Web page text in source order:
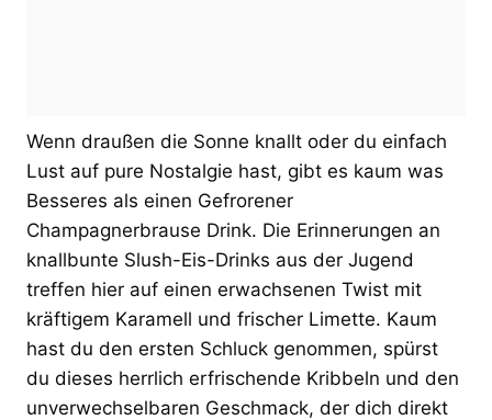
Wenn draußen die Sonne knallt oder du einfach
Lust auf pure Nostalgie hast, gibt es kaum was
Besseres als einen Gefrorener
Champagnerbrause Drink. Die Erinnerungen an
knallbunte Slush-Eis-Drinks aus der Jugend
treffen hier auf einen erwachsenen Twist mit
kräftigem Karamell und frischer Limette. Kaum
hast du den ersten Schluck genommen, spürst
du dieses herrlich erfrischende Kribbeln und den
unverwechselbaren Geschmack, der dich direkt